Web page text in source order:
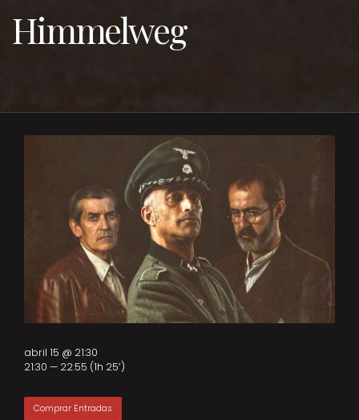
Himmelweg
abril 15 @ 21:30
21:30 — 22:55 (1h 25′)
Comprar Entradas